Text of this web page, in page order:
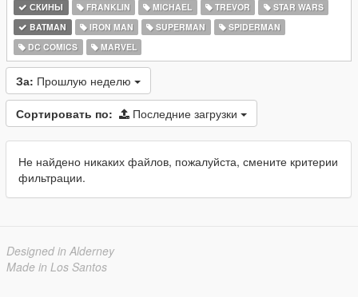
СКИНЫ FRANKLIN MICHAEL TREVOR
STAR WARS
BATMAN
IRON MAN SUPERMAN
SPIDERMAN
DC COMICS
MARVEL
За: Прошлую неделю
Сортировать по: Последние загрузки
Не найдено никаких файлов, пожалуйста, смените критерии
фильтрации.
Designed in Alderney
Made in Los Santos